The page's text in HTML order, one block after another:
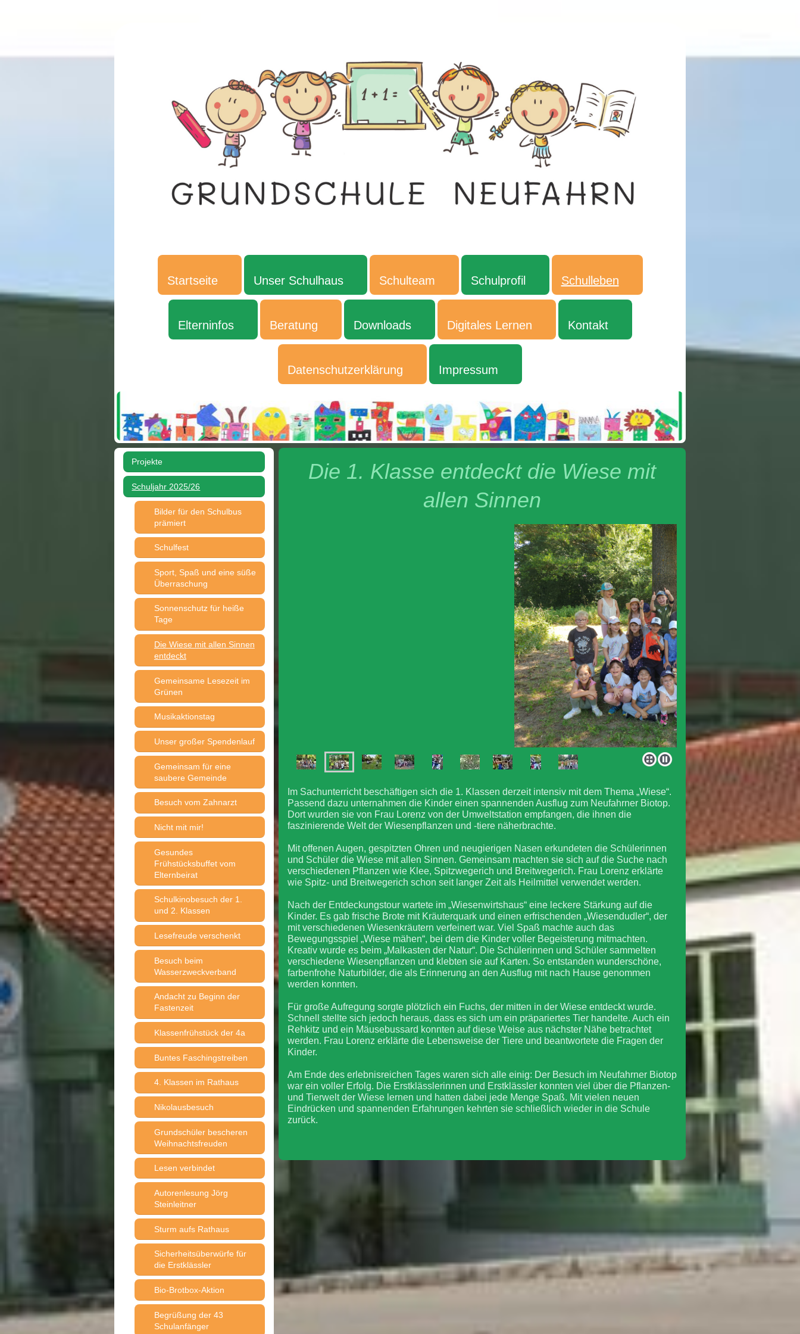
Startseite Unser Schulhaus Schulteam Schulprofil Schulleben
Elterninfos Beratung Downloads Digitales Lernen Kontakt
Datenschutzerklärung Impressum
Die 1. Klasse entdeckt die Wiese mit
allen Sinnen
Im Sachunterricht beschäftigen sich die 1. Klassen derzeit intensiv mit dem Thema „Wiese“.
Passend dazu unternahmen die Kinder einen spannenden Ausflug zum Neufahrner Biotop.
Dort wurden sie von Frau Lorenz von der Umweltstation empfangen, die ihnen die
faszinierende Welt der Wiesenpflanzen und -tiere näherbrachte.
Mit offenen Augen, gespitzten Ohren und neugierigen Nasen erkundeten die Schülerinnen
und Schüler die Wiese mit allen Sinnen. Gemeinsam machten sie sich auf die Suche nach
verschiedenen Pflanzen wie Klee, Spitzwegerich und Breitwegerich. Frau Lorenz erklärte
wie Spitz- und Breitwegerich schon seit langer Zeit als Heilmittel verwendet werden.
Nach der Entdeckungstour wartete im „Wiesenwirtshaus“ eine leckere Stärkung auf die
Kinder. Es gab frische Brote mit Kräuterquark und einen erfrischenden „Wiesendudler“, der
mit verschiedenen Wiesenkräutern verfeinert war. Viel Spaß machte auch das
Bewegungsspiel „Wiese mähen“, bei dem die Kinder voller Begeisterung mitmachten.
Kreativ wurde es beim „Malkasten der Natur“. Die Schülerinnen und Schüler sammelten
verschiedene Wiesenpflanzen und klebten sie auf Karten. So entstanden wunderschöne,
farbenfrohe Naturbilder, die als Erinnerung an den Ausflug mit nach Hause genommen
werden konnten.
Für große Aufregung sorgte plötzlich ein Fuchs, der mitten in der Wiese entdeckt wurde.
Schnell stellte sich jedoch heraus, dass es sich um ein präpariertes Tier handelte. Auch ein
Rehkitz und ein Mäusebussard konnten auf diese Weise aus nächster Nähe betrachtet
werden. Frau Lorenz erklärte die Lebensweise der Tiere und beantwortete die Fragen der
Kinder.
Am Ende des erlebnisreichen Tages waren sich alle einig: Der Besuch im Neufahrner Biotop
war ein voller Erfolg. Die Erstklässlerinnen und Erstklässler konnten viel über die Pflanzen-
und Tierwelt der Wiese lernen und hatten dabei jede Menge Spaß. Mit vielen neuen
Eindrücken und spannenden Erfahrungen kehrten sie schließlich wieder in die Schule
zurück.
Projekte
Schuljahr 2025/26
Bilder für den Schulbus
prämiert
Schulfest
Sport, Spaß und eine süße
Überraschung
Sonnenschutz für heiße
Tage
Die Wiese mit allen Sinnen
entdeckt
Gemeinsame Lesezeit im
Grünen
Musikaktionstag
Unser großer Spendenlauf
Gemeinsam für eine
saubere Gemeinde
Besuch vom Zahnarzt
Nicht mit mir!
Gesundes
Frühstücksbuffet vom
Elternbeirat
Schulkinobesuch der 1.
und 2. Klassen
Lesefreude verschenkt
Besuch beim
Wasserzweckverband
Andacht zu Beginn der
Fastenzeit
Klassenfrühstück der 4a
Buntes Faschingstreiben
4. Klassen im Rathaus
Nikolausbesuch
Grundschüler bescheren
Weihnachtsfreuden
Lesen verbindet
Autorenlesung Jörg
Steinleitner
Sturm aufs Rathaus
Sicherheitsüberwürfe für
die Erstklässler
Bio-Brotbox-Aktion
Begrüßung der 43
Schulanfänger